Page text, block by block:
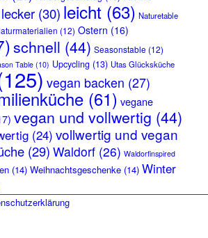
lecker(30) leicht(63) Naturetable
(12) Ostern (16)
schnell (44) Seasonstable (12)
Table(10) Upcycling(13) Utas Glücksküche
vegan backen (27)
(61) vegane
vegan und vollwertig (44)
(24) vollwertig und vegan
(29) Waldorf(26) Waldorfinspired
(14) Weihnachtsgeschenke(14) Winter